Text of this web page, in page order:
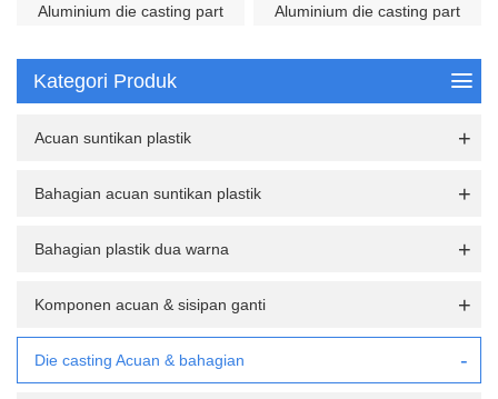
Aluminium die casting part Aluminium die casting part
Kategori Produk
Acuan suntikan plastik
Bahagian acuan suntikan plastik
Bahagian plastik dua warna
Komponen acuan & sisipan ganti
Die casting Acuan & bahagian